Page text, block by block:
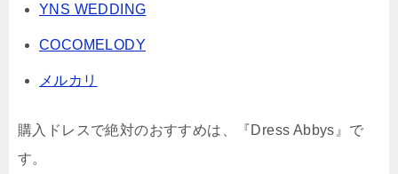
YNS WEDDING
COCOMELODY
メルカリ
購入ドレスで絶対のおすすめは、『Dress Abbys』で
す。